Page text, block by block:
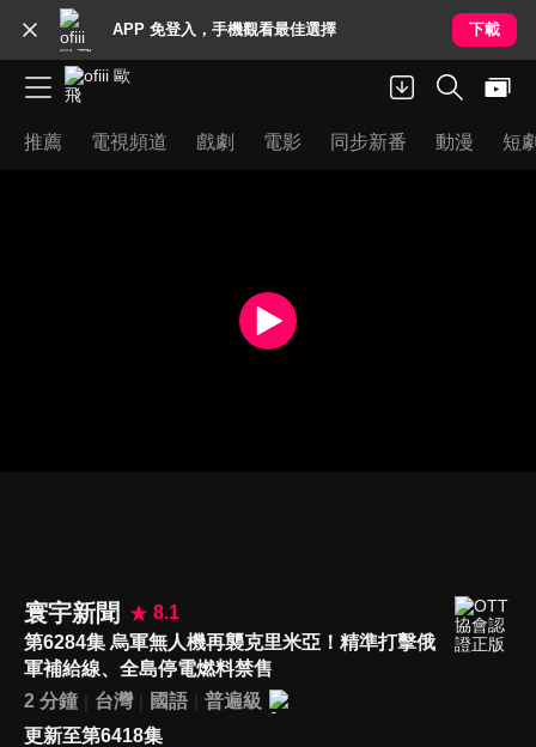
APP 免登入，手機觀看最佳選擇 下載
推薦 電視頻道 戲劇 電影 同步新番 動漫 短
寰宇新聞
8.1
第6284集 烏軍無人機再襲克里米亞！精準打擊俄
軍補給線、全島停電燃料禁售
2 分鐘
台灣 國語
普遍級
更新至第6418集